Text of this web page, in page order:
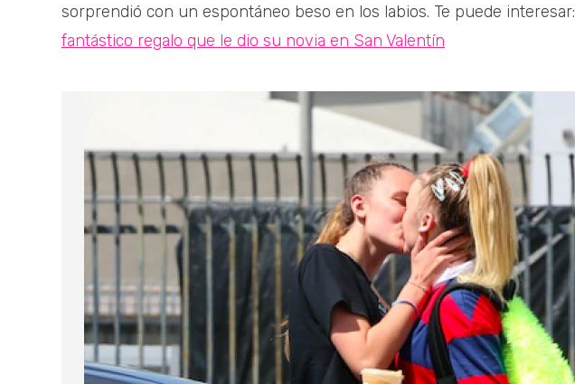
sorprendió con un espontáneo beso en los labios. Te puede interesar:
fantástico regalo que le dio su novia en San Valentín